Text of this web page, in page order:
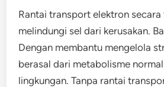
Rantai transport elektron secara
melindungi sel dari kerusakan.
Dengan membantu mengelola
berasal dari metabolisme
lingkungan. Tanpa rantai